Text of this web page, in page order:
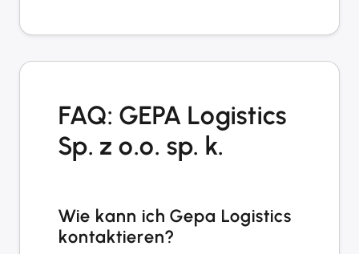
FAQ: GEPA Logistics
Sp. z o.o. sp. k.
Wie kann ich Gepa Logistics
kontaktieren?